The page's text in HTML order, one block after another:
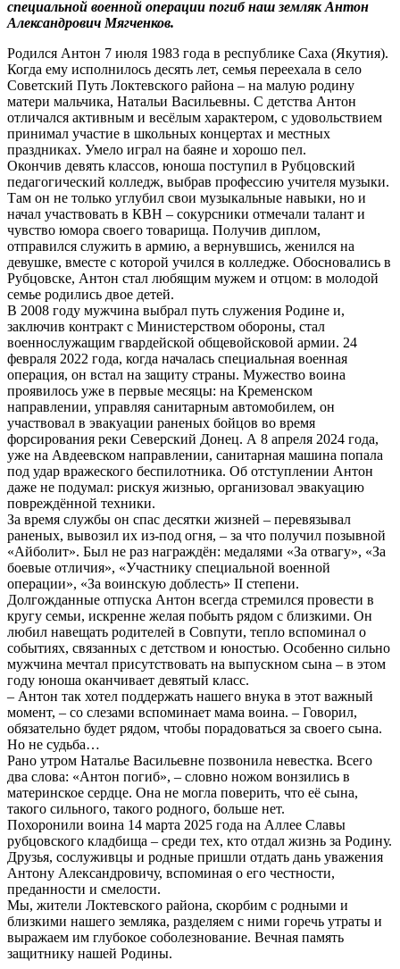
специальной военной операции погиб наш земляк Антон
Александрович Мягченков.
Родился Антон 7 июля 1983 года в республике Саха (Якутия).
Когда ему исполнилось десять лет, семья переехала в село
Советский Путь Локтевского района – на малую родину
матери мальчика, Натальи Васильевны. С детства Антон
отличался активным и весёлым характером, с удовольствием
принимал участие в школьных концертах и местных
праздниках. Умело играл на баяне и хорошо пел.
Окончив девять классов, юноша поступил в Рубцовский
педагогический колледж, выбрав профессию учителя музыки.
Там он не только углубил свои музыкальные навыки, но и
начал участвовать в КВН – сокурсники отмечали талант и
чувство юмора своего товарища. Получив диплом,
отправился служить в армию, а вернувшись, женился на
девушке, вместе с которой учился в колледже. Обосновались в
Рубцовске, Антон стал любящим мужем и отцом: в молодой
семье родились двое детей.
В 2008 году мужчина выбрал путь служения Родине и,
заключив контракт с Министерством обороны, стал
военнослужащим гвардейской общевойсковой армии. 24
февраля 2022 года, когда началась специальная военная
операция, он встал на защиту страны. Мужество воина
проявилось уже в первые месяцы: на Кременском
направлении, управляя санитарным автомобилем, он
участвовал в эвакуации раненых бойцов во время
форсирования реки Северский Донец. А 8 апреля 2024 года,
уже на Авдеевском направлении, санитарная машина попала
под удар вражеского беспилотника. Об отступлении Антон
даже не подумал: рискуя жизнью, организовал эвакуацию
повреждённой техники.
За время службы он спас десятки жизней – перевязывал
раненых, вывозил их из-под огня, – за что получил позывной
«Айболит». Был не раз награждён: медалями «За отвагу», «За
боевые отличия», «Участнику специальной военной
операции», «За воинскую доблесть» II степени.
Долгожданные отпуска Антон всегда стремился провести в
кругу семьи, искренне желая побыть рядом с близкими. Он
любил навещать родителей в Совпути, тепло вспоминал о
событиях, связанных с детством и юностью. Особенно сильно
мужчина мечтал присутствовать на выпускном сына – в этом
году юноша оканчивает девятый класс.
– Антон так хотел поддержать нашего внука в этот важный
момент, – со слезами вспоминает мама воина. – Говорил,
обязательно будет рядом, чтобы порадоваться за своего сына.
Но не судьба…
Рано утром Наталье Васильевне позвонила невестка. Всего
два слова: «Антон погиб», – словно ножом вонзились в
материнское сердце. Она не могла поверить, что её сына,
такого сильного, такого родного, больше нет.
Похоронили воина 14 марта 2025 года на Аллее Славы
рубцовского кладбища – среди тех, кто отдал жизнь за Родину.
Друзья, сослуживцы и родные пришли отдать дань уважения
Антону Александровичу, вспоминая о его честности,
преданности и смелости.
Мы, жители Локтевского района, скорбим с родными и
близкими нашего земляка, разделяем с ними горечь утраты и
выражаем им глубокое соболезнование. Вечная память
защитнику нашей Родины.